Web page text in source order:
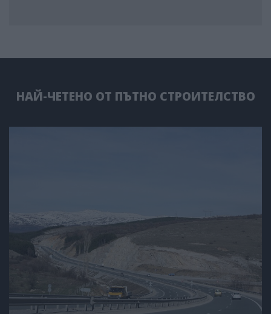
НАЙ-ЧЕТЕНО ОТ ПЪТНО СТРОИТЕЛСТВО